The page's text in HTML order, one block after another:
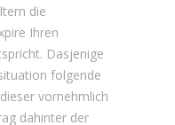
die
Ihren
Dasjenige
folgende
vornehmlich
dahinter der